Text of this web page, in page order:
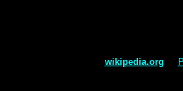
wikipedia.org